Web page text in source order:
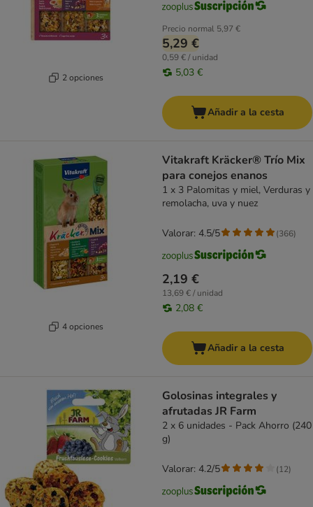
2 opciones
Precio normal 5,97 €
5,29 €
0,59 € / unidad
5,03 €
Añadir a la cesta
4 opciones
Vitakraft Kräcker® Trío Mix
para conejos enanos
1 x 3 Palomitas y miel, Verduras y
remolacha, uva y nuez
2,19 €
13,69 € / unidad
2,08 €
Valorar: 4.5/5 (366)
Añadir a la cesta
Golosinas integrales y
afrutadas JR Farm
2 x 6 unidades - Pack Ahorro (240
g)
Valorar: 4.2/5 (12)